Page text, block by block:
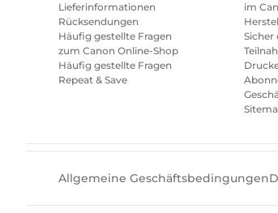
Lieferinformationen
Rücksendungen
Häufig gestellte Fragen
zum Canon Online-Shop
Häufig gestellte Fragen
Repeat & Save
im
Sicher
Allgemeine Geschäftsbedingungen